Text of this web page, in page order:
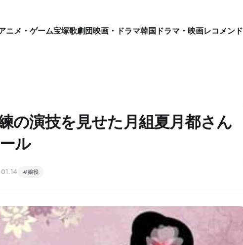
ニメ・ゲーム宝塚歌劇団映画・ドラマ韓国ドラマ・映画レコメンド
の演技を見せた月組夏月都さん
ル
#娘役